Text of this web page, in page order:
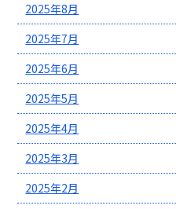
2025年8月
2025年7月
2025年6月
2025年5月
2025年4月
2025年3月
2025年2月